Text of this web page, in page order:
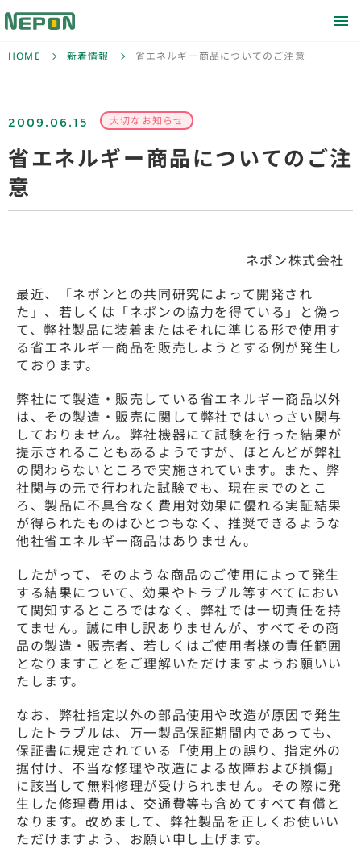
HOME 新着情報 省エネルギー商品についてのご注意
2009.06.15 大切なお知らせ
省エネルギー商品についてのご注
意
ネポン株式会社
最近、「ネポンとの共同研究によって開発され
た」、若しくは「ネポンの協力を得ている」と偽っ
て、弊社製品に装着またはそれに準じる形で使用す
る省エネルギー商品を販売しようとする例が発生し
ております。
弊社にて製造・販売している省エネルギー商品以外
は、その製造・販売に関して弊社ではいっさい関与
しておりません。弊社機器にて試験を行った結果が
提示されることもあるようですが、ほとんどが弊社
の関わらないところで実施されています。また、弊
社関与の元で行われた試験でも、現在までのとこ
ろ、製品に不具合なく費用対効果に優れる実証結果
が得られたものはひとつもなく、推奨できるような
他社省エネルギー商品はありません。
したがって、そのような商品のご使用によって発生
する結果について、効果やトラブル等すべてにおい
て関知するところではなく、弊社では一切責任を持
てません。誠に申し訳ありませんが、すべてその商
品の製造・販売者、若しくはご使用者様の責任範囲
となりますことをご理解いただけますようお願いい
たします。
なお、弊社指定以外の部品使用や改造が原因で発生
したトラブルは、万一製品保証期間内であっても、
保証書に規定されている「使用上の誤り、指定外の
据付け、不当な修理や改造による故障および損傷」
に該当して無料修理が受けられません。その際に発
生した修理費用は、交通費等も含めてすべて有償と
なります。改めまして、弊社製品を正しくお使いい
ただけますよう、お願い申し上げます。